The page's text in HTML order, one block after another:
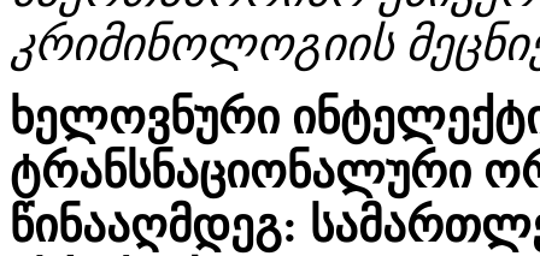
კრიმინოლოგიის
ხელოვნური
ტრანსნაციონალური
წინააღმდეგ: